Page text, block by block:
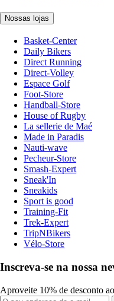
Nossas lojas
Basket-Center
Daily Bikers
Direct Running
Direct-Volley
Espace Golf
Foot-Store
Handball-Store
House of Rugby
La sellerie de Maé
Made in Paradis
Nauti-wave
Pecheur-Store
Smash-Expert
Sneak'In
Sneakids
Sport is good
Training-Fit
Trek-Expert
TripNBikers
Vélo-Store
Inscreva-se na nossa
Aproveite 10% de desconto